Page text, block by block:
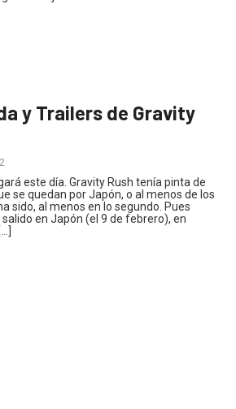
y Trailers de Gravity
este día. Gravity Rush tenía pinta de
se quedan por Japón, o al menos de los
sido, al menos en lo segundo. Pues
en Japón (el 9 de febrero), en